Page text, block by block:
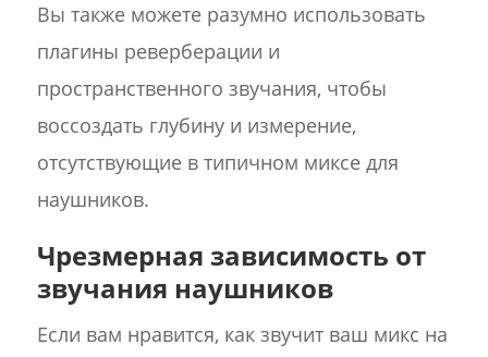
Вы также можете разумно использовать
плагины реверберации и
пространственного звучания, чтобы
воссоздать глубину и измерение,
отсутствующие в типичном миксе для
наушников.
Чрезмерная зависимость от
звучания наушников
Если вам нравится, как звучит ваш микс на